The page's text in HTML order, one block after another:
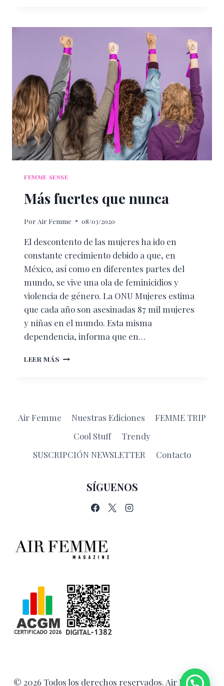
FEMME SENSE
Más fuertes que nunca
Por Air Femme 08/03/2020
El descontento de las mujeres ha ido en
constante crecimiento debido a que, en
México, así como en diferentes partes del
mundo, se vive una ola de feminicidios y
violencia de género. La ONU Mujeres estima
que cada año son asesinadas 87 mil mujeres
y niñas en el mundo. Esta misma
dependencia, informa que en…
LEER MÁS MÁS
Air Femme Nuestras Ediciones
FEMME TRIP
Cool Stuff
Trendy
SUSCRIPCIÓN NEWSLETTER
Contacto
SÍGUENOS
© 2026 Todos los derechos reservados. Air Femme.